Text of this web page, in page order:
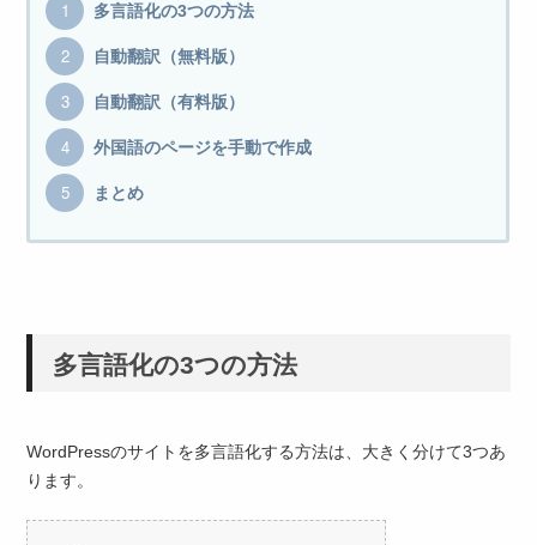
多言語化の3つの方法
自動翻訳（無料版）
自動翻訳（有料版）
外国語のページを手動で作成
まとめ
多言語化の3つの方法
WordPressのサイトを多言語化する方法は、大きく分けて3つあ
ります。